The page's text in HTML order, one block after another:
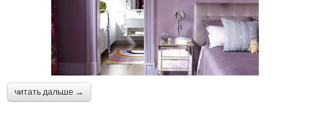
читать дальше →